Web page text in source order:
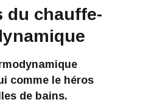
du chauffe-
comme le héros
de bains.